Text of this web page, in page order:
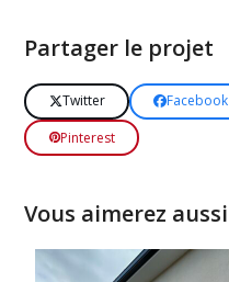
Partager le projet
Twitter Facebook
Pinterest
Vous aimerez aussi